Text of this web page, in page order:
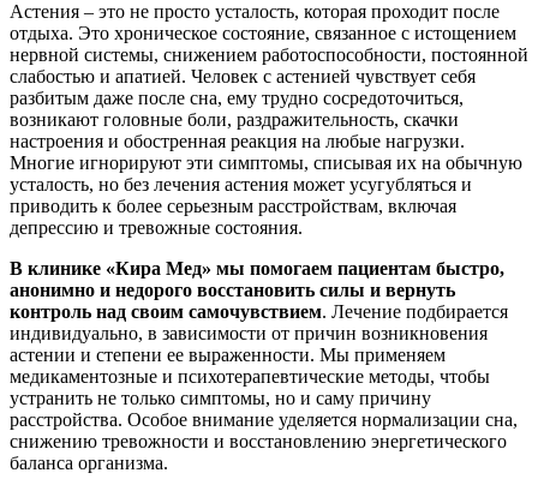
Астения – это не просто усталость, которая проходит после
отдыха. Это хроническое состояние, связанное с истощением
нервной системы, снижением работоспособности, постоянной
слабостью и апатией. Человек с астенией чувствует себя
разбитым даже после сна, ему трудно сосредоточиться,
возникают головные боли, раздражительность, скачки
настроения и обостренная реакция на любые нагрузки.
Многие игнорируют эти симптомы, списывая их на обычную
усталость, но без лечения астения может усугубляться и
приводить к более серьезным расстройствам, включая
депрессию и тревожные состояния.
В клинике «Кира Мед» мы помогаем пациентам быстро,
анонимно и недорого восстановить силы и вернуть
контроль над своим самочувствием. Лечение подбирается
индивидуально, в зависимости от причин возникновения
астении и степени ее выраженности. Мы применяем
медикаментозные и психотерапевтические методы, чтобы
устранить не только симптомы, но и саму причину
расстройства. Особое внимание уделяется нормализации сна,
снижению тревожности и восстановлению энергетического
баланса организма.